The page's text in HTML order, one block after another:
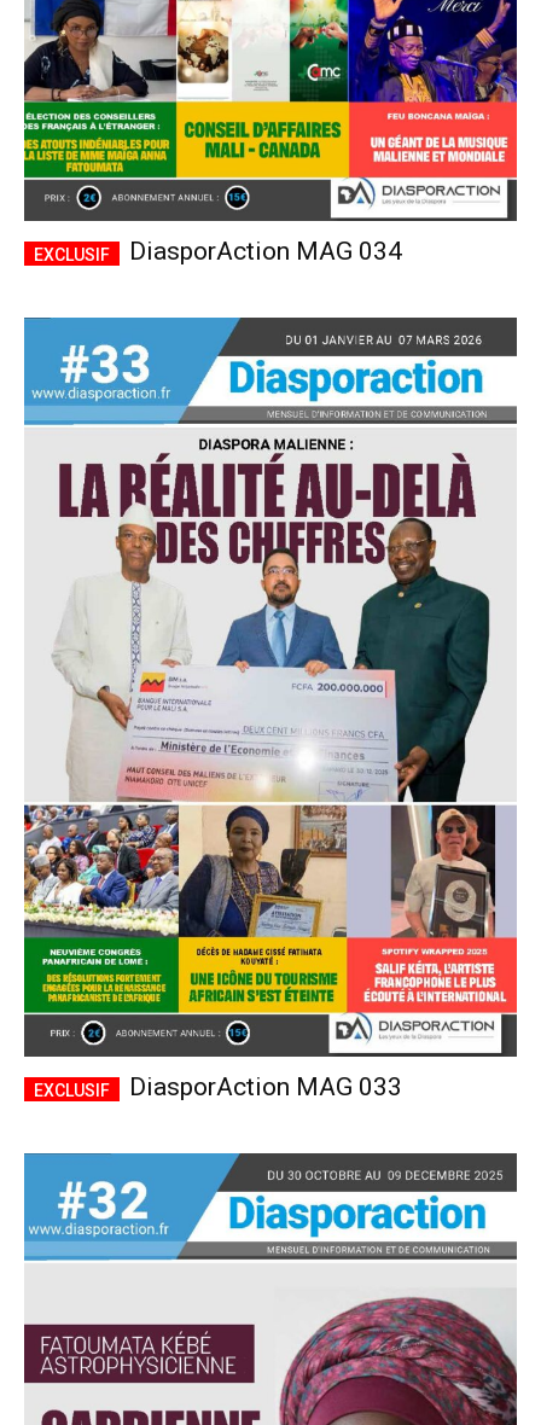
DiasporAction MAG 034
DiasporAction MAG 033